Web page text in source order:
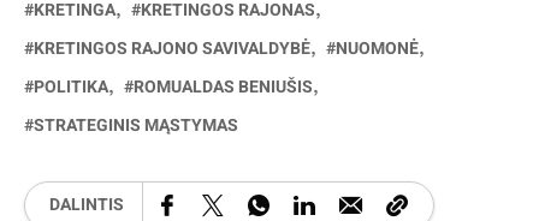
KRETINGA
KRETINGOS RAJONAS
KRETINGOS RAJONO SAVIVALDYBĖ
NUOMONĖ
POLITIKA
ROMUALDAS BENIUŠIS
STRATEGINIS MĄSTYMAS
DALINTIS